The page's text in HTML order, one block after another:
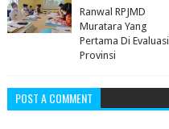
Ranwal RPJMD
Muratara Yang
Pertama Di Evaluasi
Provinsi
POST A COMMENT